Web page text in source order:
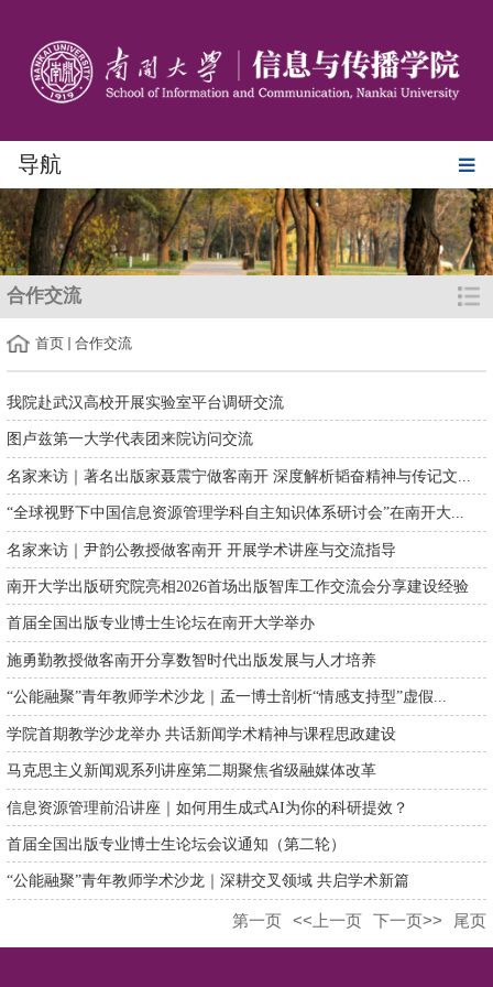
导航
合作交流
首页 合作交流
我院赴武汉高校开展实验室平台调研交流
图卢兹第一大学代表团来院访问交流
名家来访｜著名出版家聂震宁做客南开 深度解析韬奋精神与传记文...
“全球视野下中国信息资源管理学科自主知识体系研讨会”在南开大...
名家来访｜尹韵公教授做客南开 开展学术讲座与交流指导
南开大学出版研究院亮相2026首场出版智库工作交流会分享建设经验
首届全国出版专业博士生论坛在南开大学举办
施勇勤教授做客南开分享数智时代出版发展与人才培养
“公能融聚”青年教师学术沙龙｜孟一博士剖析“情感支持型”虚假...
学院首期教学沙龙举办 共话新闻学术精神与课程思政建设
马克思主义新闻观系列讲座第二期聚焦省级融媒体改革
信息资源管理前沿讲座｜如何用生成式AI为你的科研提效？
首届全国出版专业博士生论坛会议通知（第二轮）
“公能融聚”青年教师学术沙龙｜深耕交叉领域 共启学术新篇
第一页 <<上一页 下一页>> 尾页